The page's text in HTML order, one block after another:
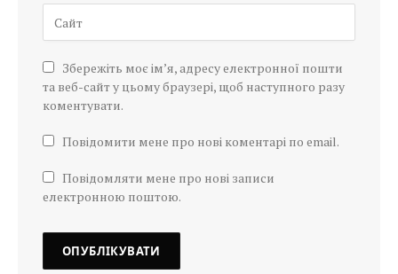
Збережіть моє ім’я, адресу електронної пошти
та веб-сайт у цьому браузері, щоб наступного разу
коментувати.
Повідомити мене про нові коментарі по email.
Повідомляти мене про нові записи
електронною поштою.